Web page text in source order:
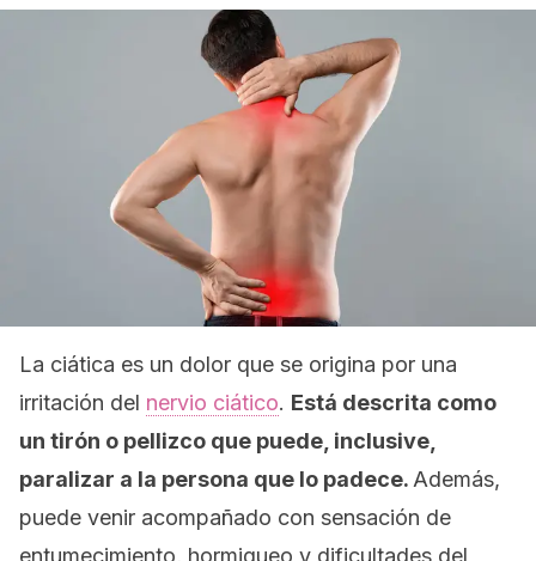
La ciática es un dolor que se origina por una
irritación del nervio ciático. Está descrita como
un tirón o pellizco que puede, inclusive,
paralizar a la persona que lo padece. Además,
puede venir acompañado con sensación de
entumecimiento, hormigueo y dificultades del